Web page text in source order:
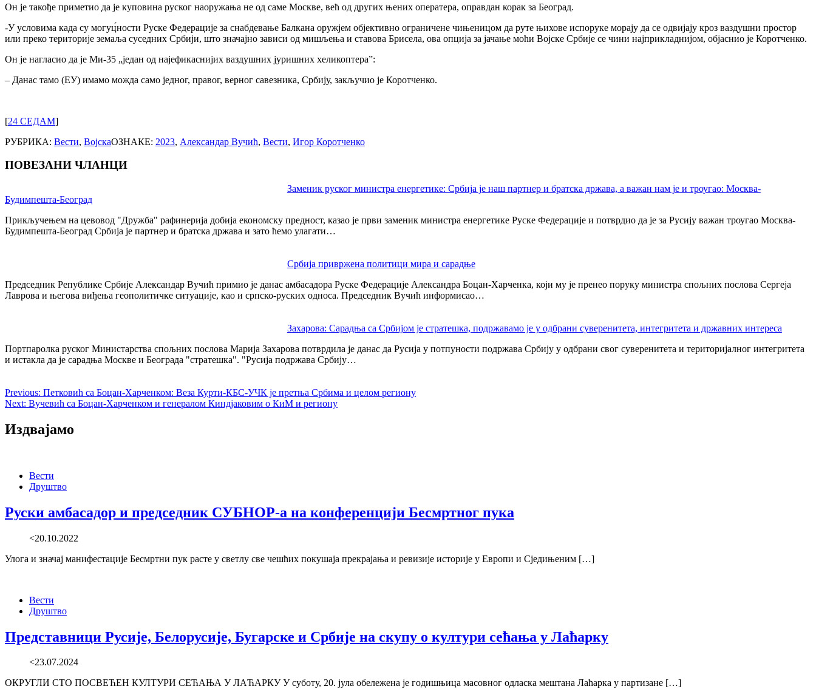
Он је такође приметио да је куповина руског наоружања не од саме Москве, већ од других њених оператера, оправдан корак за Београд.
-У условима када су могуц́ности Руске Федерације за снабдевање Балкана оружјем објективно ограничене чињеницом да руте њихове испоруке морају да се одвијају кроз ваздушни простор
или преко територије земаља суседних Србији, што значајно зависи од мишљења и ставова Брисела, ова опција за јачање моћи Војске Србије се чини најприкладнијом, објаснио је Коротченко.
Он је нагласио да је Ми-35 „један од најефикаснијих ваздушних јуришних хеликоптера”:
– Данас тамо (ЕУ) имамо можда само једног, правог, верног савезника, Србију, закључио је Коротченко.
[24 СЕДАМ]
РУБРИКА: Вести, ВојскаОЗНАКЕ: 2023, Александар Вучић, Вести, Игор Коротченко
ПОВЕЗАНИ ЧЛАНЦИ
Заменик руског министра енергетике: Србија је наш партнер и братска држава, а важан нам је и троугао: Москва-
Будимпешта-Београд
Прикључењем на цевовод "Дружба" рафинерија добија економску предност, казао је први заменик министра енергетике Руске Федерације и потврдио да је за Русију важан троугао Москва-
Будимпешта-Београд Србија је партнер и братска држава и зато ћемо улагати…
Србија привржена политици мира и сарадње
Председник Републике Србије Александар Вучић примио је данас амбасадора Руске Федерације Александра Боцан-Харченка, који му је пренео поруку министра спољних послова Сергеја
Лаврова и његова виђења геополитичке ситуације, као и српско-руских односа. Председник Вучић информисао…
Захарова: Сарадња са Србијом је стратешка, подржавамо је у одбрани суверенитета, интегритета и државних интереса
Портпаролка руског Министарства спољних послова Марија Захарова потврдила је данас да Русија у потпуности подржава Србију у одбрани свог суверенитета и територијалног интегритета
и истакла да је сарадња Москве и Београда "стратешка". "Русија подржава Србију…
navigation
Previous: Петковић са Боцан-Харченком: Веза Курти-КБС-УЧК је претња Србима и целом региону
Next: Вучевић са Боцан-Харченком и генералом Киндјаковим о КиМ и региону
Издвајамо
Вести
Друштво
Руски амбасадор и председник СУБНОР-а на конференцији Бесмртног пука
<20.10.2022
Улога и значај манифестације Бесмртни пук расте у светлу све чешћих покушаја прекрајања и ревизије историје у Европи и Сједињеним […]
Вести
Друштво
Представници Русије, Белорусије, Бугарске и Србије на скупу о култури сећања у Лаћарку
<23.07.2024
ОКРУГЛИ СТО ПОСВЕЋЕН КУЛТУРИ СЕЋАЊА У ЛАЋАРКУ У суботу, 20. јула обележена је годишњица масовног одласка мештана Лаћарка у партизане […]